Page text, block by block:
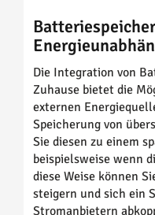
Die Integration von
Zuhause bietet die
externen
Speicherung von
Sie diesen zu einem
beispielsweise wenn
diese Weise können
steigern und sich ein
Stromanbietern